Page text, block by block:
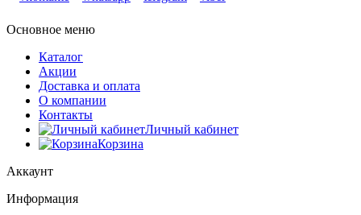
Основное меню
Каталог
Акции
Доставка и оплата
О компании
Контакты
Личный кабинет
Корзина
Аккаунт
Информация